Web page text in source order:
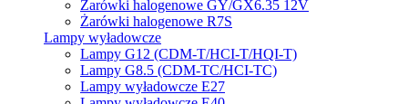
Żarówki halogenowe GY/GX6.35 12V
Żarówki halogenowe R7S
Lampy wyładowcze
Lampy G12 (CDM-T/HCI-T/HQI-T)
Lampy G8.5 (CDM-TC/HCI-TC)
Lampy wyładowcze E27